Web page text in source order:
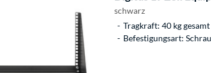
schwarz
Tragkraft: 40 kg gesamt
Befestigungsart: